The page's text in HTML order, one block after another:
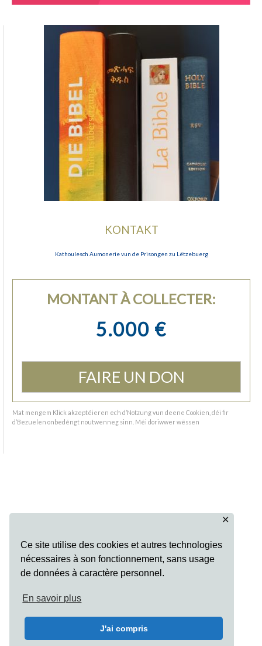
Ce site utilise des cookies et autres technologies
nécessaires à son fonctionnement, sans usage
de données à caractère personnel.
En savoir plus
J'ai compris
✕
KONTAKT
Kathoulesch Aumonerie vun de Prisongen zu Lëtzebuerg
MONTANT À COLLECTER:
5.000 €
FAIRE UN DON
Mat mengem Klick akzeptéieren ech d’Notzung vun deene Cookien, déi fir
d’Bezuelen onbedéngt noutwenneg sinn. Méi doriwwer wëssen